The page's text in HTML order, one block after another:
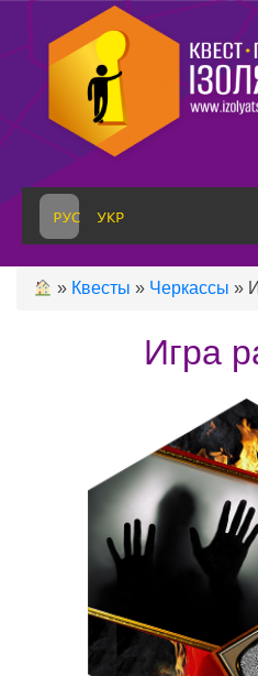
content
» Квесты » Черкассы »
Игра